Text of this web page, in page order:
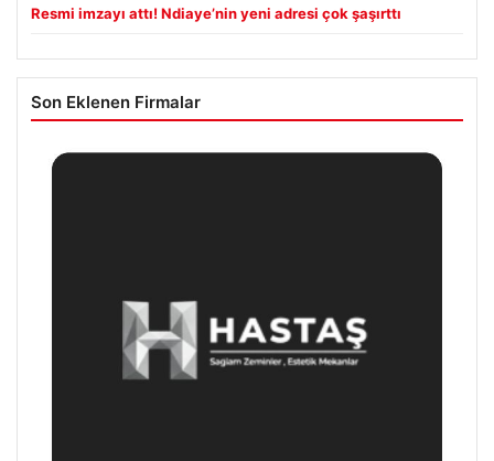
Resmi imzayı attı! Ndiaye’nin yeni adresi çok şaşırttı
Son Eklenen Firmalar